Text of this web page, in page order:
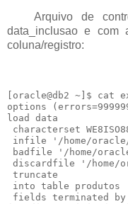
Arquivo de
data_inclusao e com
coluna/registro:
[oracle@db2 ~]$ cat
options
load data
characterset
infile '/home/
badfile '/home/
discardfile '/home/
truncate
into table produtos
fields terminated